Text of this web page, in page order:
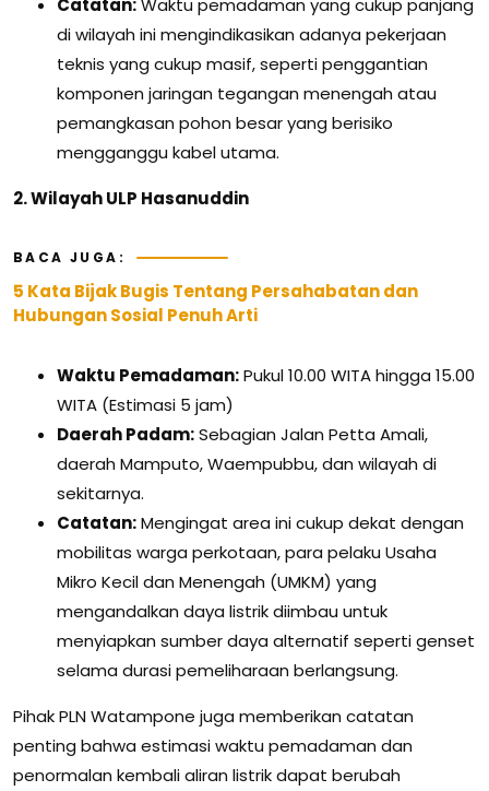
Catatan:Waktu pemadaman yang cukup panjang
di wilayah ini mengindikasikan adanya pekerjaan
teknis yang cukup masif, seperti penggantian
komponen jaringan tegangan menengah atau
pemangkasan pohon besar yang berisiko
mengganggu kabel utama.
2. Wilayah ULP Hasanuddin
BACA JUGA:
5 Kata Bijak Bugis Tentang Persahabatan dan
Hubungan Sosial Penuh Arti
Waktu Pemadaman:Pukul 10.00 WITA hingga 15.00
WITA (Estimasi 5 jam)
Daerah Padam:Sebagian Jalan Petta Amali,
daerah Mamputo, Waempubbu, dan wilayah di
sekitarnya.
Catatan:Mengingat area ini cukup dekat dengan
mobilitas warga perkotaan, para pelaku Usaha
Mikro Kecil dan Menengah (UMKM) yang
mengandalkan daya listrik diimbau untuk
menyiapkan sumber daya alternatif seperti genset
selama durasi pemeliharaan berlangsung.
Pihak PLN Watampone juga memberikan catatan
penting bahwa estimasi waktu pemadaman dan
penormalan kembali aliran listrik dapat berubah